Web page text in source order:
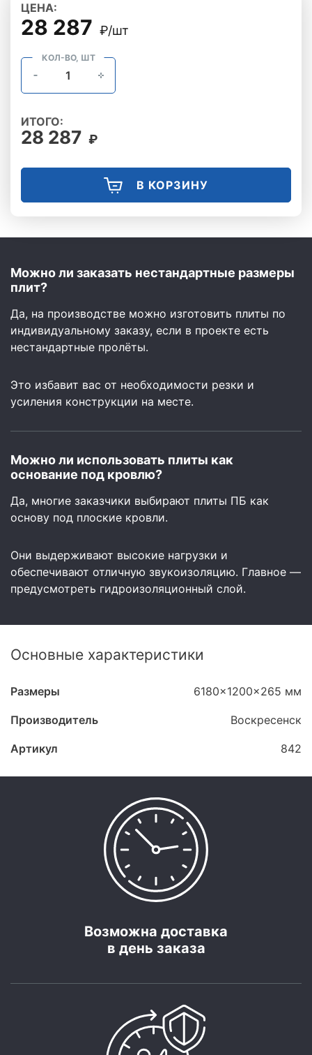
ЦЕНА:
28 287 ₽/шт
КОЛ-ВО, ШТ
ИТОГО:
28 287 ₽
В КОРЗИНУ
Можно ли заказать нестандартные размеры
плит?
Да, на производстве можно изготовить плиты по
индивидуальному заказу, если в проекте есть
нестандартные пролёты.
Это избавит вас от необходимости резки и
усиления конструкции на месте.
Можно ли использовать плиты как
основание под кровлю?
Да, многие заказчики выбирают плиты ПБ как
основу под плоские кровли.
Они выдерживают высокие нагрузки и
обеспечивают отличную звукоизоляцию. Главное —
предусмотреть гидроизоляционный слой.
Основные характеристики
Размеры 6180x1200x265 мм
Производитель Воскресенск
Артикул 842
Возможна доставка
в день заказа